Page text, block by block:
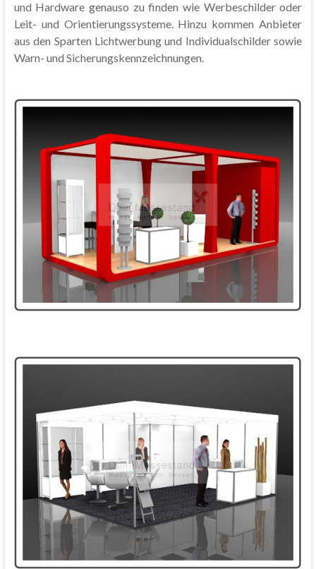
und Hardware genauso zu finden wie Werbeschilder oder
Leit- und Orientierungssysteme. Hinzu kommen Anbieter
aus den Sparten Lichtwerbung und Individualschilder sowie
Warn- und Sicherungskennzeichnungen.